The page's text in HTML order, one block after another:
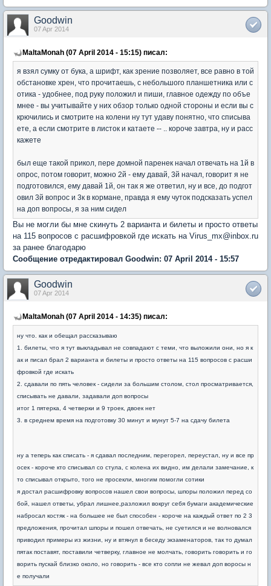
Goodwin
07 Apr 2014
MaltaMonah (07 April 2014 - 15:15) писал:
я взял сумку от бука, а шрифт, как зрение позволяет, все равно в той
обстановке хрен, что прочитаешь, с небольшого планшетника или с
отика - удобнее, под руку положил и пиши, главное одежду по объе
мнее - вы учитывайте у них обзор только одной стороны и если вы с
крючились и смотрите на колени ну тут удаву понятно, что списыва
ете, а если смотрите в листок и катаете -- .. короче завтра, ну и расс
кажете
был еще такой прикол, пере домной паренек начал отвечать на 1й в
опрос, потом говорит, можно 2й - ему давай, 3й начал, говорит я не
подготовился, ему давай 1й, он так я же ответил, ну и все, до подгот
овил 3й вопрос и 3к в кормане, правда я ему чуток подсказать успел
на доп вопросы, я за ним сидел
Вы не могли бы мне скинуть 2 варианта и билеты и просто ответы
на 115 вопросов с расшифровкой где искать на Virus_mx@inbox.ru
за ранее благодарю
Сообщение отредактировал Goodwin: 07 April 2014 - 15:57
Goodwin
07 Apr 2014
MaltaMonah (07 April 2014 - 14:35) писал:
ну что. как и обещал рассказываю
1. билеты, что я тут выкладывал не совпадают с теми, что выложили они, но я к
ак и писал брал 2 варианта и билеты и просто ответы на 115 вопросов с расши
фровкой где искать
2. сдавали по пять человек - сидели за большим столом, стол просматривается,
списывать не давали, задавали доп вопросы
итог 1 пятерка, 4 четверки и 9 троек, двоек нет
3. в среднем время на подготовку 30 минут и мунут 5-7 на сдачу билета
ну а теперь как списать - я сдавал последним, перегорел, переустал, ну и все пр
осек - короче кто списывал со стула, с колена их видно, им делали замечание, к
то списывал открыто, того не просекли, многим помогли сотики
я достал расшифровку вопросов нашел свои вопросы, шпоры положил перед со
бой, нашел ответы, убрал лишнее,разложил вокруг себя бумаги академические
набросал костяк - на большее не был способен - короче на каждый ответ по 2 3
предложения, прочитал шпоры и пошел отвечать, не суетился и не волновался
приводил примеры из жизни, ну и втянул в беседу экзаменаторов, так то думал
пятак поставят, поставили четверку, главное не молчать, говорить говорить и го
ворить пускай близко около, но говорить - все кто сопли не жевал доп воросы н
е получали